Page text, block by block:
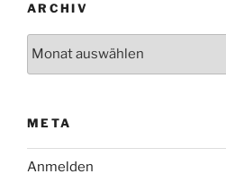
ARCHIV
META
Anmelden